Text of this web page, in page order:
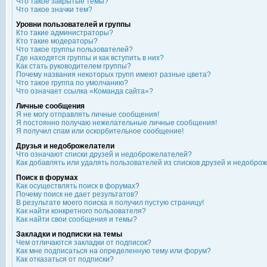
Что такое значки тем?
Уровни пользователей и группы
Кто такие администраторы?
Кто такие модераторы?
Что такое группы пользователей?
Где находятся группы и как вступить в них?
Как стать руководителем группы?
Почему названия некоторых групп имеют разные цвета?
Что такое группа по умолчанию?
Что означает ссылка «Команда сайта»?
Личные сообщения
Я не могу отправлять личные сообщения!
Я постоянно получаю нежелательные личные сообщения!
Я получил спам или оскорбительное сообщение!
Друзья и недоброжелатели
Что означают списки друзей и недоброжелателей?
Как добавлять или удалять пользователей из списков друзей и
Поиск в форумах
Как осуществлять поиск в форумах?
Почему поиск не дает результатов?
В результате моего поиска я получил пустую страницу!
Как найти конкретного пользователя?
Как найти свои сообщения и темы?
Закладки и подписки на темы
Чем отличаются закладки от подписок?
Как мне подписаться на определенную тему или форум?
Как отказаться от подписки?